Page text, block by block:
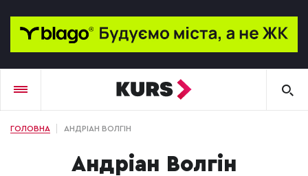
ГОЛОВНА АНДРІАН ВОЛГІН
Андріан Волгін